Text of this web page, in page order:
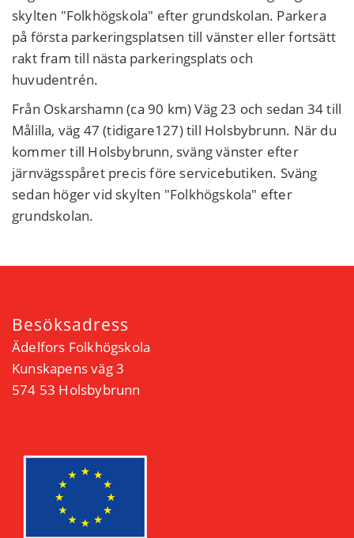
skylten "Folkhögskola" efter grundskolan. Parkera
på första parkeringsplatsen till vänster eller fortsätt
rakt fram till nästa parkeringsplats och
huvudentrén.
Från Oskarshamn (ca 90 km) Väg 23 och sedan 34 till
Målilla, väg 47 (tidigare127) till Holsbybrunn. När du
kommer till Holsbybrunn, sväng vänster efter
järnvägsspåret precis före servicebutiken. Sväng
sedan höger vid skylten "Folkhögskola" efter
grundskolan.
Besöksadress
Ädelfors Folkhögskola
Kunskapens väg 3
574 53 Holsbybrunn